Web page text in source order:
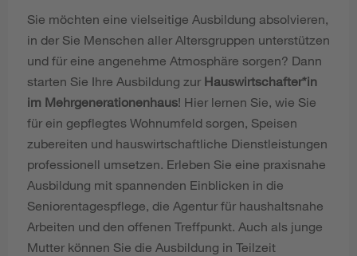
Sie möchten eine vielseitige Ausbildung absolvieren,
in der Sie Menschen aller Altersgruppen unterstützen
und für eine angenehme Atmosphäre sorgen? Dann
starten Sie Ihre Ausbildung zur Hauswirtschafter*in
im Mehrgenerationenhaus! Hier lernen Sie, wie Sie
für ein gepflegtes Wohnumfeld sorgen, Speisen
zubereiten und hauswirtschaftliche Dienstleistungen
professionell umsetzen. Erleben Sie eine praxisnahe
Ausbildung mit spannenden Einblicken in die
Seniorentagespflege, die Agentur für haushaltsnahe
Arbeiten und den offenen Treffpunkt. Auch als junge
Mutter können Sie die Ausbildung in Teilzeit